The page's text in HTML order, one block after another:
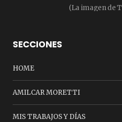
SECCIONES
HOME
AMILCAR MORETTI
MIS TRABAJOS Y DÍAS